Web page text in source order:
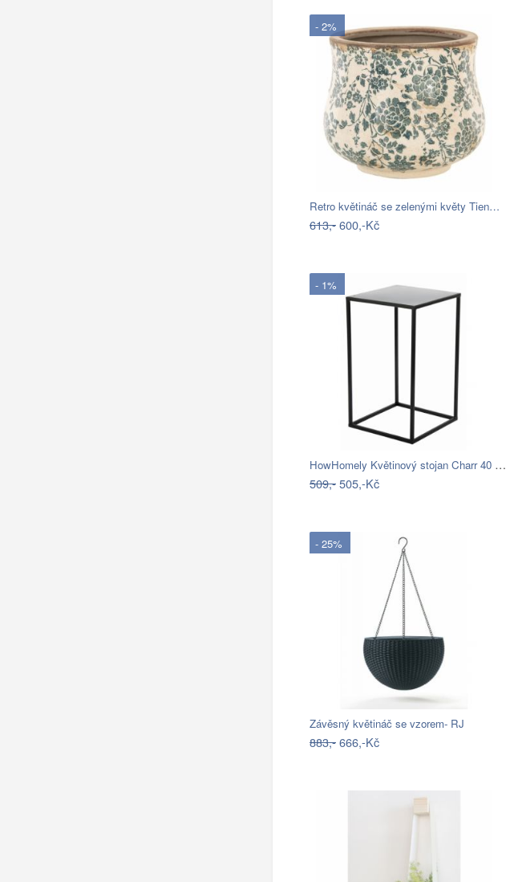
- 2%
Retro květináč se zelenými květy Tien…
613,-600,-Kč
- 1%
HowHomely Květinový stojan Charr 40 cm…
509,-505,-Kč
- 25%
Závěsný květináč se vzorem- RJ
883,-666,-Kč